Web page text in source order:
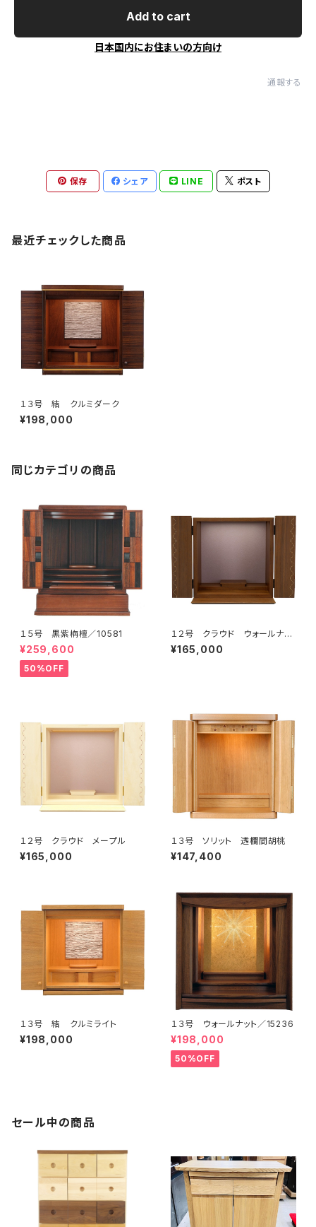
Add to cart
日本国内にお住まいの方向け
通報する
保存 シェア LINE ポスト
最近チェックした商品
１３号 結 クルミダーク
¥198,000
同じカテゴリの商品
１５号 黒紫栴檀／10581
¥259,600
50%OFF
１２号 クラウド ウォールナッ
ト
¥165,000
１２号 クラウド メープル
¥165,000
１３号 ソリット 透欄間胡桃
¥147,400
１３号 結 クルミライト
¥198,000
１３号 ウォールナット／15236
¥198,000
50%OFF
セール中の商品